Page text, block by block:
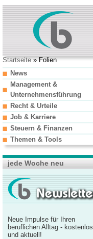
Startseite» Folien
News
Management &
Unternehmensführung
Recht & Urteile
Job & Karriere
Steuern & Finanzen
Themen & Tools
jede Woche neu
Neue Impulse für Ihren
beruflichen Alltag - kostenlos
und aktuell!